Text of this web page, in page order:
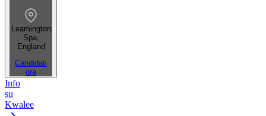
Leamington
Spa,
England
Candidati
ora
Info
su
Kwalee